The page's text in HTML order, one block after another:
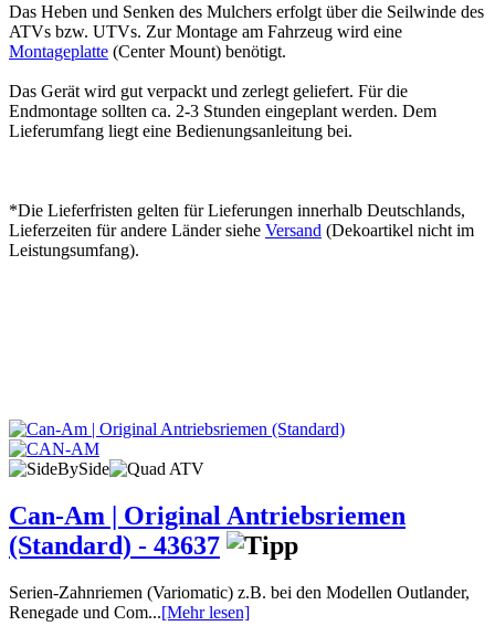
Das Heben und Senken des Mulchers erfolgt über die Seilwinde des
ATVs bzw. UTVs. Zur Montage am Fahrzeug wird eine
Montageplatte (Center Mount) benötigt.
Das Gerät wird gut verpackt und zerlegt geliefert. Für die
Endmontage sollten ca. 2-3 Stunden eingeplant werden. Dem
Lieferumfang liegt eine Bedienungsanleitung bei.
*Die Lieferfristen gelten für Lieferungen innerhalb Deutschlands,
Lieferzeiten für andere Länder siehe Versand (Dekoartikel nicht im
Leistungsumfang).
Can-Am | Original Antriebsriemen
(Standard) - 43637
Serien-Zahnriemen (Variomatic) z.B. bei den Modellen Outlander,
Renegade und Com...[Mehr lesen]